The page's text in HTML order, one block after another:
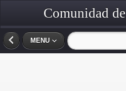
Comunidad
MENU